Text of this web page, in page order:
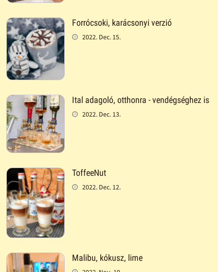
Forrócsoki, karácsonyi verzió
2022. Dec. 15.
Ital adagoló, otthonra - vendégséghez is
2022. Dec. 13.
ToffeeNut
2022. Dec. 12.
Malibu, kókusz, lime